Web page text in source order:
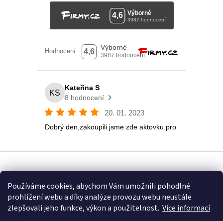
Používáme cookies, abychom Vám umožnili pohodlné
prohlížení webu a díky analýze provozu webu neustále
zlepšovali jeho funkce, výkon a použitelnost. Více informací
Copyright 2026Eshop U Terezky. Všechna práva vyhrazena.